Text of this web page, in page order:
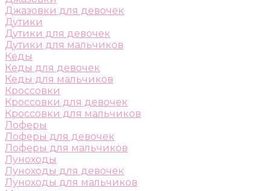
Джазовки для девочек
Дутики
Дутики для девочек
Дутики для мальчиков
Кеды
Кеды для девочек
Кеды для мальчиков
Кроссовки
Кроссовки для девочек
Кроссовки для мальчиков
Лоферы
Лоферы для девочек
Лоферы для мальчиков
Луноходы
Луноходы для девочек
Луноходы для мальчиков